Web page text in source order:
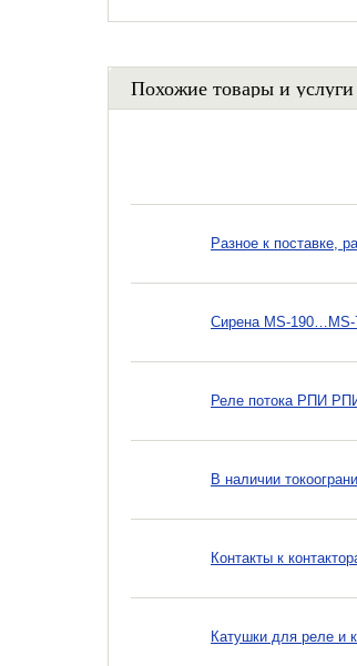
Похожие товары и услуги
Разное к поставке,
Сирена MS-
Реле потока РПИ
В наличии
Контакты к
Катушки для реле и